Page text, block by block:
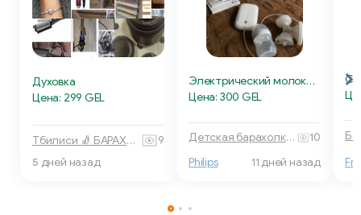
Духовка
Цена: 299 GEL
Тбилиси 🧦 БАРАХОЛКА
9
5 дней назад
Электрический молокоотсос Philips
Цена: 300 GEL
Детская барахолка 🧸 Тбилиси
10
Philips
11 дней назад